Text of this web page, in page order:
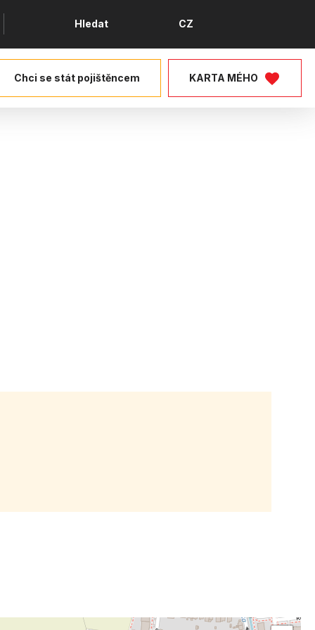
Hledat Jazyk
CZ
Chci se stát pojištěncem KARTA MÉHO